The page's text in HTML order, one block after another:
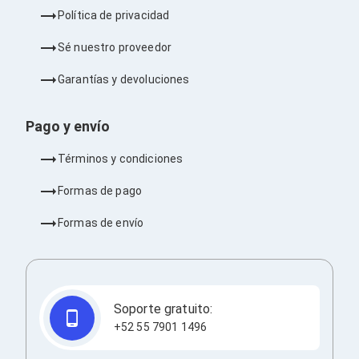
Ventiladores
Unidades de Disco
Quemadores de DVD
Desktop y Portátiles
Accesorios para Laptops
Cargadores
Maletines
Candados para Laptops
Filtros de privacidad
Bases para Laptops
Mochilas para Laptops
Soportes para Celulares y Tablets
Tablets
Audífonos
Webcams
Accesorios para PC's
Bases para PC's
Política de privacidad
Sé nuestro proveedor
Garantías y devoluciones
Pago y envío
Términos y condiciones
Formas de pago
Formas de envío
Soporte gratuito:
+52 55 7901 1496